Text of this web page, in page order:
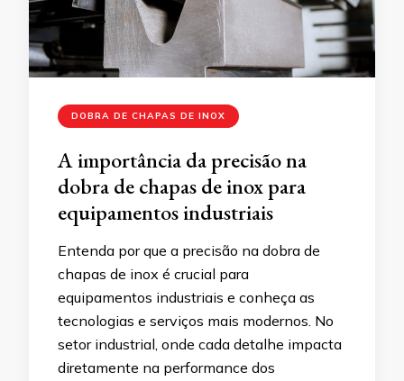
DOBRA DE CHAPAS DE INOX
A importância da precisão na
dobra de chapas de inox para
equipamentos industriais
Entenda por que a precisão na dobra de
chapas de inox é crucial para
equipamentos industriais e conheça as
tecnologias e serviços mais modernos. No
setor industrial, onde cada detalhe impacta
diretamente na performance dos